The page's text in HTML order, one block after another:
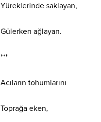
Yüreklerinde saklayan,
Gülerken ağlayan.
***
Acıların tohumlarını
Toprağa eken,